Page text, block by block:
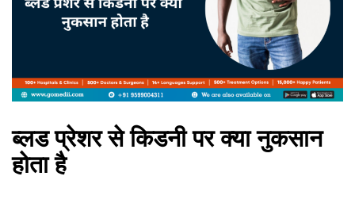
ब्लड प्रेशर से किडनी पर क्या नुकसान
होता है